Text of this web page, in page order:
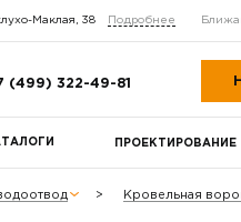
Маклая, 38 Подробнее
(499) 322-49-81
ПРОЕКТИРОВАНИЕ
Кровельная